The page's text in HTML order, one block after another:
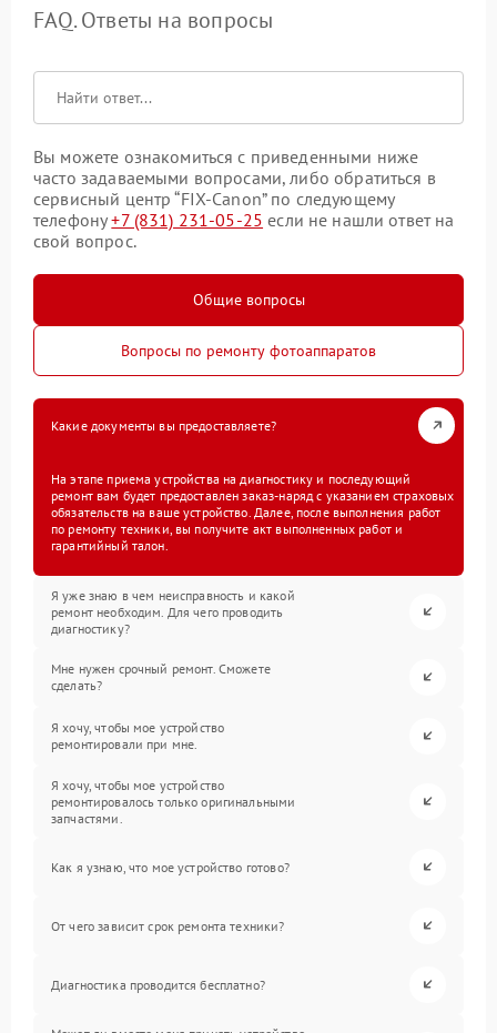
FAQ. Ответы на вопросы
Вы можете ознакомиться с приведенными ниже
часто задаваемыми вопросами, либо обратиться в
сервисный центр “FIX-Canon” по следующему
телефону+7 (831) 231-05-25 если не нашли ответ на
свой вопрос.
Общие вопросы
Вопросы по ремонту фотоаппаратов
Какие документы вы предоставляете?
На этапе приема устройства на диагностику и последующий
ремонт вам будет предоставлен заказ-наряд с указанием страховых
обязательств на ваше устройство. Далее, после выполнения работ
по ремонту техники, вы получите акт выполненных работ и
гарантийный талон.
Я уже знаю в чем неисправность и какой
ремонт необходим. Для чего проводить
диагностику?
Мне нужен срочный ремонт. Сможете
сделать?
Я хочу, чтобы мое устройство
ремонтировали при мне.
Я хочу, чтобы мое устройство
ремонтировалось только оригинальными
запчастями.
Как я узнаю, что мое устройство готово?
От чего зависит срок ремонта техники?
Диагностика проводится бесплатно?